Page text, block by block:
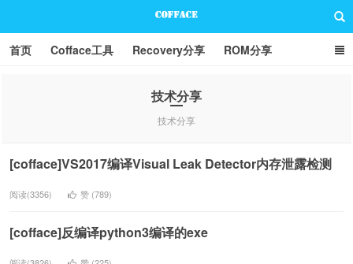
Cofface Blog
首页 Cofface工具 Recovery分享 ROM分享
技术分享
技术分享
[cofface]VS2017编译Visual Leak Detector内存泄露检测
阅读(3356) 赞 (789)
[cofface]反编译python3编译的exe